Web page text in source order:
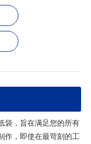
袋，旨在满足您的所有
作，即使在最苛刻的工